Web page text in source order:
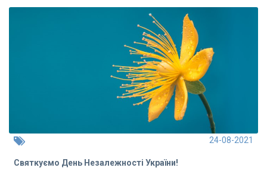
24-08-2021
Святкуємо День Незалежності України!